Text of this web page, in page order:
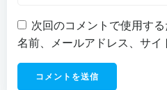
次回のコメントで使用す
名前、メールアドレス、サイ